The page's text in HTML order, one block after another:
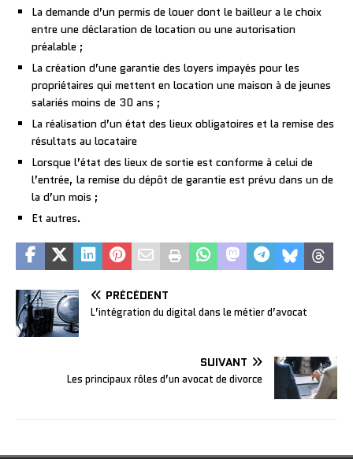
La demande d’un permis de louer dont le bailleur a le choix
entre une déclaration de location ou une autorisation
préalable ;
La création d’une garantie des loyers impayés pour les
propriétaires qui mettent en location une maison à de jeunes
salariés moins de 30 ans ;
La réalisation d’un état des lieux obligatoires et la remise des
résultats au locataire
Lorsque l’état des lieux de sortie est conforme à celui de
l’entrée, la remise du dépôt de garantie est prévu dans un de
la d’un mois ;
Et autres.
PRÉCÉDENT
L’intégration du digital dans le métier d’avocat
SUIVANT
Les principaux rôles d’un avocat de divorce